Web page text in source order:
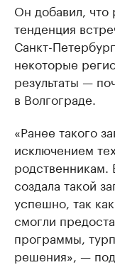
Он добавил, что
тенденция
Санкт-
некоторые
результаты —
в Волгограде.
«Ранее такого
исключением
родственникам.
создала такой
успешно, так
смогли
программы,
решения», —